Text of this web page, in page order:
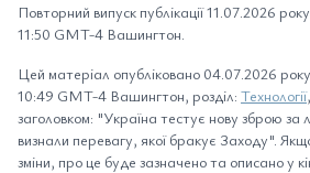
Повторний випуск публікації 11.07.2026
11:50 GMT-4 Вашингтон.
Цей матеріал опубліковано 04.07.2026
10:49 GMT-4 Вашингтон, розділ: Технології,
заголовком: "Україна тестує нову зброю за
визнали перевагу, якої бракує Заходу". Якщо
зміни, про це буде зазначено та описано у